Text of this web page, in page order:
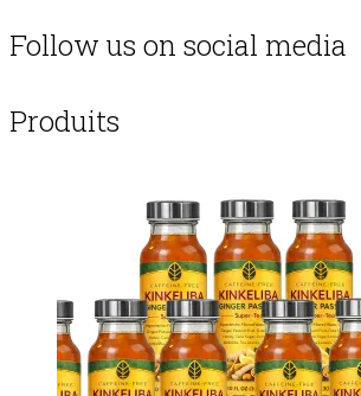
Follow us on social media
Produits